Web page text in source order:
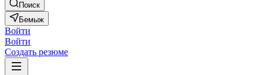
Поиск
Бемыж
Войти
Войти
Создать резюме